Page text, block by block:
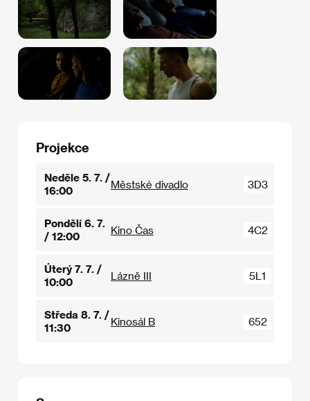
Projekce
Neděle 5. 7. /
16:00
Městské divadlo 3D3
Pondělí 6. 7.
/ 12:00
Kino Čas 4C2
Úterý 7. 7. /
10:00
Lázně III 5L1
Středa 8. 7. /
11:30
Kinosál B 652